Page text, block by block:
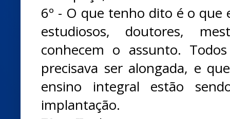
6º - O que tenho dito é o
estudiosos, doutores,
conhecem o assunto.
precisava ser alongada, e
ensino integral estão
implantação.